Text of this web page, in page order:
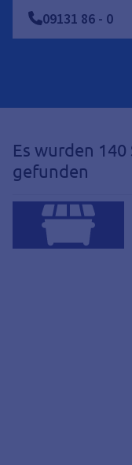
09131 86 - 0
Es wurden
gefunden